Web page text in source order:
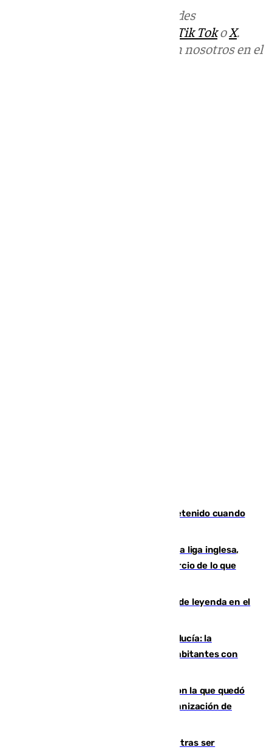
en las redes
Tik TokoX.
Puedes ponerte en contacto con nosotros en el
Mata a su expareja en Murcia y es detenido cuando
El Boreham Wood, equipo de la quinta liga inglesa,
rechaza una oferta equivalente a un tercio de lo que
La familia Hernangómez: un legado de leyenda en el
Nuevo récord de población en Andalucía: la
comunidad supera los 8,7 millones de habitantes con
Agrede sexualmente a una mujer con la que quedó
por Instagram: dos años prisión e indemnización de
Un turista de 17 años, hospitalizado tras ser